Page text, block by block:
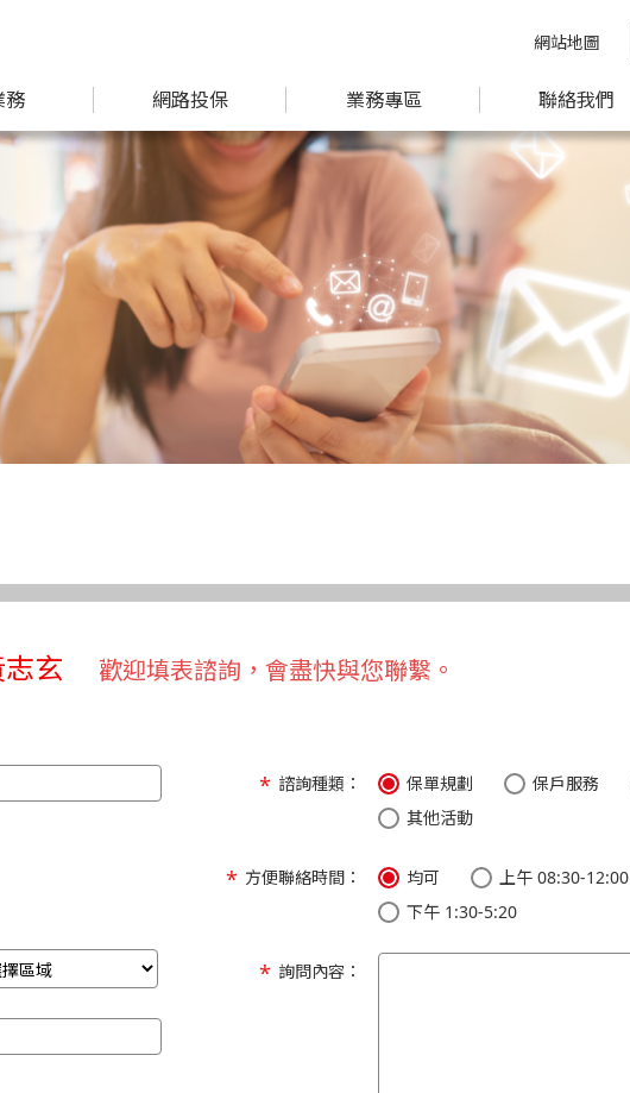
網站地圖
務 網路投保 業務專區 聯絡我們
玄 歡迎填表諮詢，會盡快與您聯繫。
諮詢種類： 保單規劃 保戶服務
其他活動
方便聯絡時間： 均可
上午 08:30-12:00
下午 1:30-5:20
詢問內容：